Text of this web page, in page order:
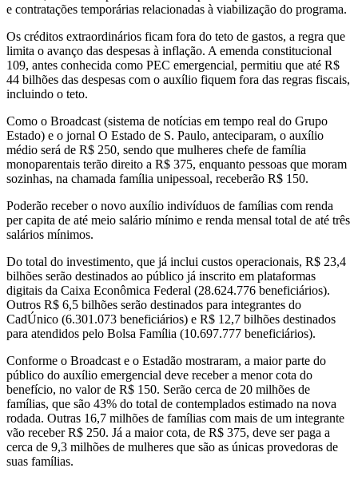
e contratações temporárias relacionadas à viabilização do programa.
Os créditos extraordinários ficam fora do teto de gastos, a regra que
limita o avanço das despesas à inflação. A emenda constitucional
109, antes conhecida como PEC emergencial, permitiu que até R$
44 bilhões das despesas com o auxílio fiquem fora das regras fiscais,
incluindo o teto.
Como o Broadcast (sistema de notícias em tempo real do Grupo
Estado) e o jornal O Estado de S. Paulo, anteciparam, o auxílio
médio será de R$ 250, sendo que mulheres chefe de família
monoparentais terão direito a R$ 375, enquanto pessoas que moram
sozinhas, na chamada família unipessoal, receberão R$ 150.
Poderão receber o novo auxílio indivíduos de famílias com renda
per capita de até meio salário mínimo e renda mensal total de até três
salários mínimos.
Do total do investimento, que já inclui custos operacionais, R$ 23,4
bilhões serão destinados ao público já inscrito em plataformas
digitais da Caixa Econômica Federal (28.624.776 beneficiários).
Outros R$ 6,5 bilhões serão destinados para integrantes do
CadÚnico (6.301.073 beneficiários) e R$ 12,7 bilhões destinados
para atendidos pelo Bolsa Família (10.697.777 beneficiários).
Conforme o Broadcast e o Estadão mostraram, a maior parte do
público do auxílio emergencial deve receber a menor cota do
benefício, no valor de R$ 150. Serão cerca de 20 milhões de
famílias, que são 43% do total de contemplados estimado na nova
rodada. Outras 16,7 milhões de famílias com mais de um integrante
vão receber R$ 250. Já a maior cota, de R$ 375, deve ser paga a
cerca de 9,3 milhões de mulheres que são as únicas provedoras de
suas famílias.